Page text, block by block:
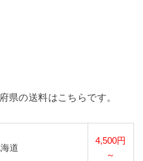
県の送料はこちらです。
道
4,500円
～